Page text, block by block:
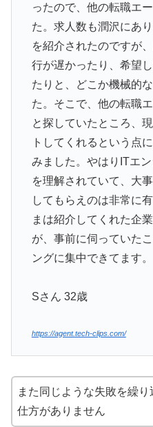
ったので、他の転職エ
た。求人数も潤沢にあ
を紹介されたのですが
行が遅かったり、希望
たりと、どこか機械的
た。そこで、他の転職
と探していたところ、
トしてくれるという点
みました。やはりITエ
を理解されていて、大
してもらえのは非常に
まは紹介してくれた企
が、事前に伺っていた
ングに集中できてます。
Sさん 32歳
https://agent.tech-clips.com/
また同じような失敗を繰
仕方がありません